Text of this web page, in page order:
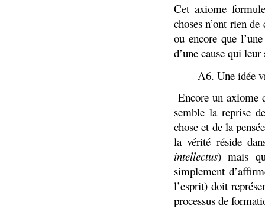
Cet axiome
choses n’ont rien
ou encore que
d’une cause qui
A6. Une idée
Encore un axiome
semble la reprise
chose et de la
la vérité réside
intellectus) mais
simplement
l’esprit) doit
processus de